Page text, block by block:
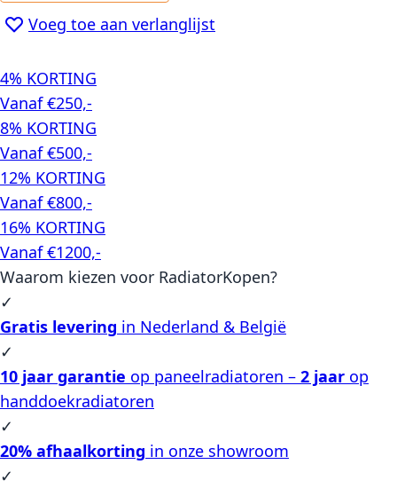
Voeg toe aan verlanglijst
4% KORTING
Vanaf €250,-
8% KORTING
Vanaf €500,-
12% KORTING
Vanaf €800,-
16% KORTING
Vanaf €1200,-
Waarom kiezen voor RadiatorKopen?
✓
Gratis levering in Nederland & België
✓
10 jaar garantie op paneelradiatoren – 2 jaar op
handdoekradiatoren
✓
20% afhaalkorting in onze showroom
✓